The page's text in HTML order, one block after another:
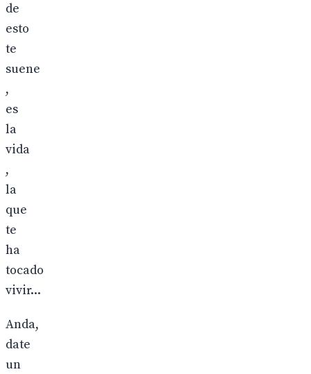
de
esto
te
suene
,
es
la
vida
,
la
que
te
ha
tocado
vivir...
Anda,
date
un